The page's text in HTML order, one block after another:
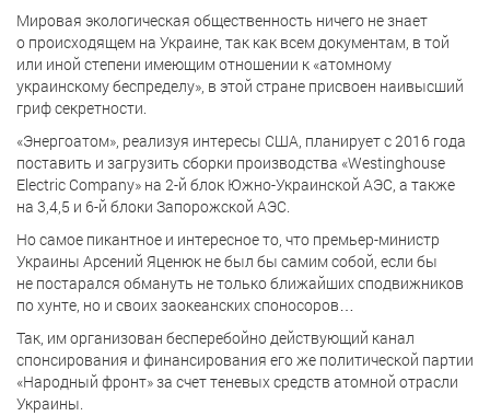
Мировая экологическая общественность ничего не знает
о происходящем на Украине, так как всем документам, в той
или иной степени имеющим отношении к «атомному
украинскому беспределу», в этой стране присвоен наивысший
гриф секретности.
«Энергоатом», реализуя интересы США, планирует с 2016 года
поставить и загрузить сборки производства «Westinghouse
Electric Company» на 2-й блок Южно-Украинской АЭС, а также
на 3,4,5 и 6-й блоки Запорожской АЭС.
Но самое пикантное и интересное то, что премьер-министр
Украины Арсений Яценюк не был бы самим собой, если бы
не постарался обмануть не только ближайших сподвижников
по хунте, но и своих заокеанских споносоров…
Так, им организован бесперебойно действующий канал
спонсирования и финансирования его же политической партии
«Народный фронт» за счет теневых средств атомной отрасли
Украины.